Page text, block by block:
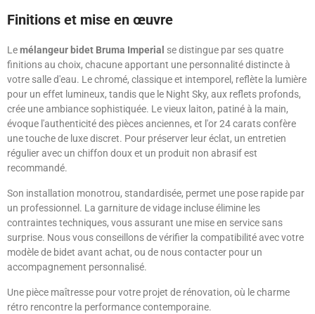
Finitions et mise en œuvre
Lemélangeur bidet Bruma Imperial se distingue par ses quatre
finitions au choix, chacune apportant une personnalité distincte à
votre salle d'eau. Le chromé, classique et intemporel, reflète la lumière
pour un effet lumineux, tandis que le Night Sky, aux reflets profonds,
crée une ambiance sophistiquée. Le vieux laiton, patiné à la main,
évoque l'authenticité des pièces anciennes, et l'or 24 carats confère
une touche de luxe discret. Pour préserver leur éclat, un entretien
régulier avec un chiffon doux et un produit non abrasif est
recommandé.
Son installation monotrou, standardisée, permet une pose rapide par
un professionnel. La garniture de vidage incluse élimine les
contraintes techniques, vous assurant une mise en service sans
surprise. Nous vous conseillons de vérifier la compatibilité avec votre
modèle de bidet avant achat, ou de nous contacter pour un
accompagnement personnalisé.
Une pièce maîtresse pour votre projet de rénovation, où le charme
rétro rencontre la performance contemporaine.